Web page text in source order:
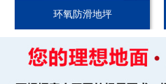
环氧防滑地坪